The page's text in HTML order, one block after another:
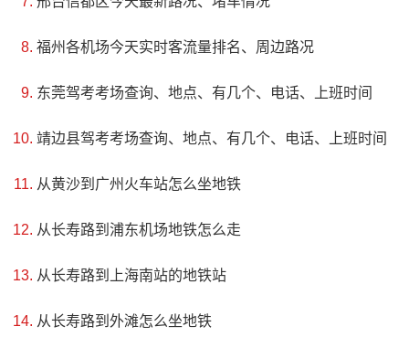
立的，占地面积5.3万平方米。该陵园内设有接待厅、展览
厅、纪念碑、塑像、烈士墓区等设施，不仅是一个纪念馆，
和人民付出生命的英雄们。青沧战役由罗瑞卿、杨得志、杨
成武指挥，历时4昼夜，最终消灭了敌军，解放了三座县城，
福州各机场今天实时客流量排名、周边路况
东莞驾考考场查询、地点、有几个、电话、上班时间
靖边县驾考考场查询、地点、有几个、电话、上班时间
从黄沙到广州火车站怎么坐地铁
从长寿路到浦东机场地铁怎么走
从长寿路到上海南站的地铁站
从长寿路到外滩怎么坐地铁